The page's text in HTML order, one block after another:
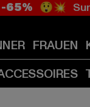
-65% 😲💥
FRAUEN